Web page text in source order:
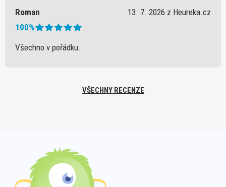
Roman
13. 7. 2026 z Heureka.cz
100%
Všechno v pořádku.
VŠECHNY RECENZE